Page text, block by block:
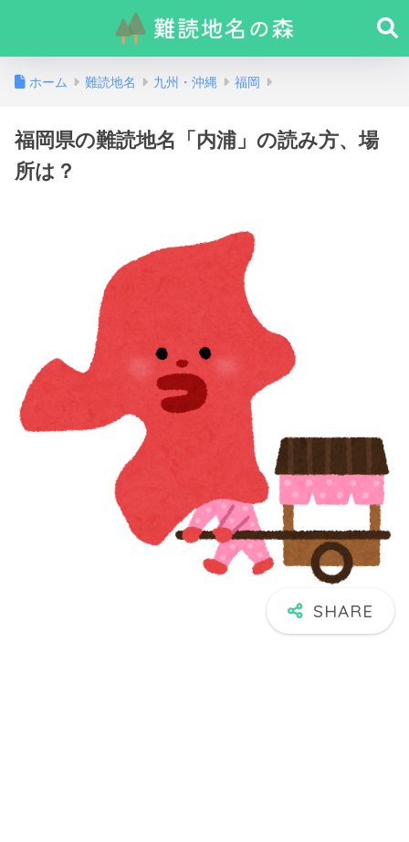
ホーム 難読地名 九州・沖縄 福岡
福岡県の難読地名「内浦」の読み方、場
所は？